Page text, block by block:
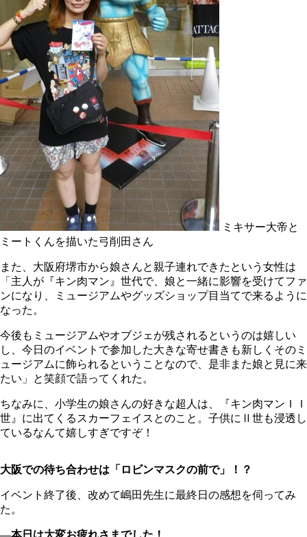
ミキサー大帝と
ミートくんを描いた弓削田さん
また、大阪府堺市から娘さんと親子連れできたという女性は
「主人が『キン肉マン』世代で、娘と一緒に影響を受けてファ
ンになり、ミュージアムやグッズショップ目当てで来るように
なった。
今後もミュージアムやオブジェが残されるというのは嬉しい
し、今日のイベントで参加した大きな寄せ書きも新しくそのミ
ュージアムに飾られるということなので、是非また娘と見に来
たい」と笑顔で語ってくれた。
ちなみに、小学生の娘さんの好きな超人は、『キン肉マンＩＩ
世』に出てくるスカーフェイスとのこと。子供にⅡ世も浸透し
ているなんて嬉しすぎですぞ！
大阪での待ち合わせは「ロビンマスクの前で」！？
イベント終了後、改めて嶋田先生に最終日の感想を伺ってみ
た。
―本日は大変お疲れさまでした！